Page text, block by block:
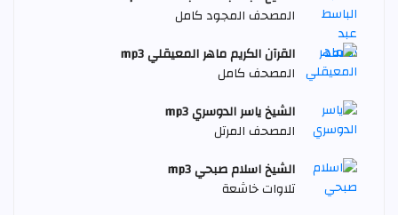
المصحف المجود كامل
القرآن الكريم ماهر المعيقلي mp3
المصحف كامل
الشيخ ياسر الدوسري mp3
المصحف المرتل
الشيخ اسلام صبحي mp3
تلاوات خاشعة